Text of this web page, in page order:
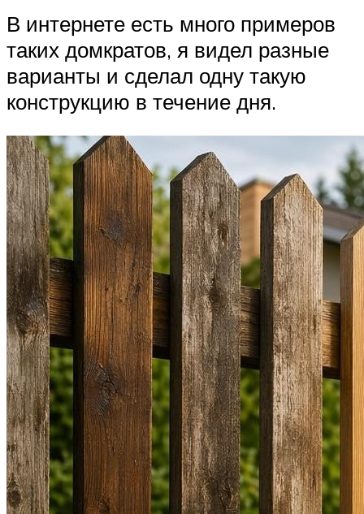
В интернете есть много примеров
таких домкратов, я видел разные
варианты и сделал одну такую
конструкцию в течение дня.